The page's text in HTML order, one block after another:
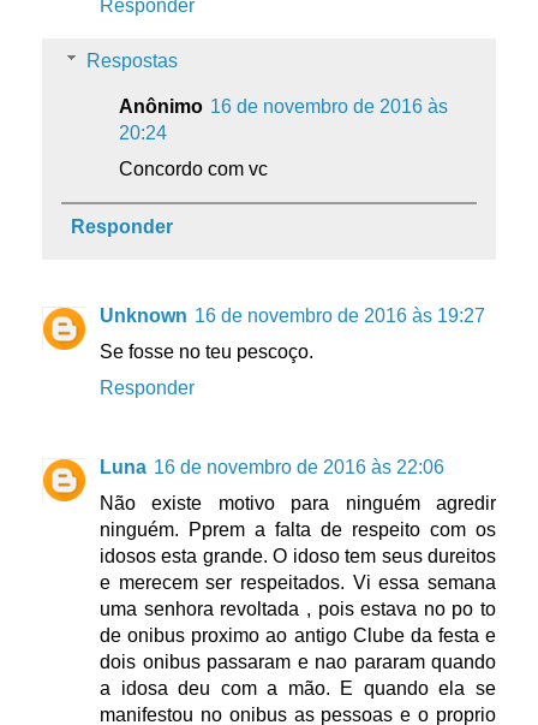
Responder
Respostas
Anônimo 16 de novembro de 2016 às
20:24
Concordo com vc
Responder
Unknown 16 de novembro de 2016 às 19:27
Se fosse no teu pescoço.
Responder
Luna 16 de novembro de 2016 às 22:06
Não existe motivo para ninguém agredir
ninguém. Pprem a falta de respeito com os
idosos esta grande. O idoso tem seus dureitos
e merecem ser respeitados. Vi essa semana
uma senhora revoltada , pois estava no po to
de onibus proximo ao antigo Clube da festa e
dois onibus passaram e nao pararam quando
a idosa deu com a mão. E quando ela se
manifestou no onibus as pessoas e o proprio